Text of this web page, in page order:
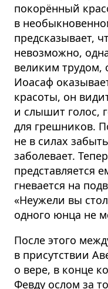
покорённый
в
предсказывает,
невозможно,
великим трудом,
Иоасаф
красоты, он
и слышит голос,
для грешников.
не в силах
заболевает.
представляется
гневается на
«Неужели вы
одного юнца не
После этого
в присутствии
о вере, в конце
Февду ослом за